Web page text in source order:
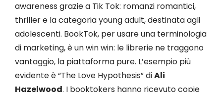
awareness grazie a Tik Tok: romanzi romantici,
thriller e la categoria young adult, destinata agli
adolescenti. BookTok, per usare una terminologia
di marketing, è un win win: le librerie ne traggono
vantaggio, la piattaforma pure. L’esempio più
evidente è “The Love Hypothesis” diAli
Hazelwood. I booktokers hanno ricevuto copie